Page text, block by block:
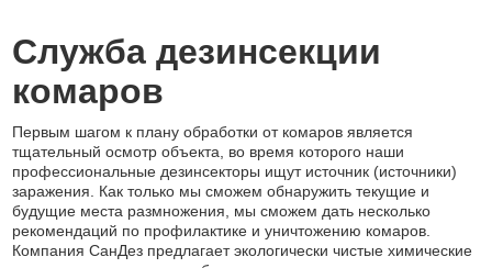
Служба дезинсекции
комаров
Первым шагом к плану обработки от комаров является
тщательный осмотр объекта, во время которого наши
профессиональные дезинсекторы ищут источник (источники)
заражения. Как только мы сможем обнаружить текущие и
будущие места размножения, мы сможем дать несколько
рекомендаций по профилактике и уничтожению комаров.
Компания СанДез предлагает экологически чистые химические